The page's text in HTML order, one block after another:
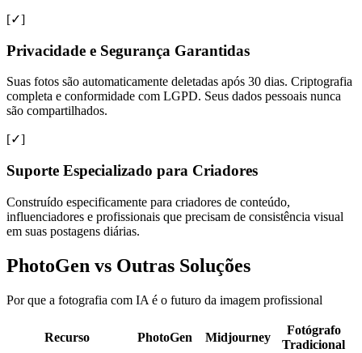
[✓]
Privacidade e Segurança Garantidas
Suas fotos são automaticamente deletadas após 30 dias. Criptografia
completa e conformidade com LGPD. Seus dados pessoais nunca
são compartilhados.
[✓]
Suporte Especializado para Criadores
Construído especificamente para criadores de conteúdo,
influenciadores e profissionais que precisam de consistência visual
em suas postagens diárias.
PhotoGen vs Outras Soluções
Por que a fotografia com IA é o futuro da imagem profissional
Recurso PhotoGen Midjourney
Fotógrafo
Tradicional